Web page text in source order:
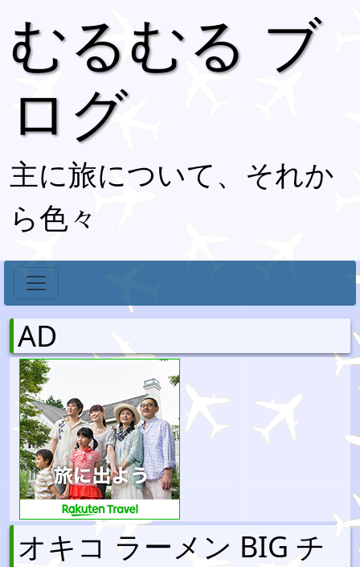
むるむる ブ
ログ
主に旅について、それか
ら色々
AD
オキコ ラーメン BIG チ